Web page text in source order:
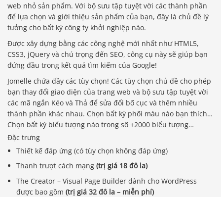
web nhỏ sản phẩm. Với bộ sưu tập tuyệt vời các thành phần
để lựa chọn và giới thiệu sản phẩm của bạn, đây là chủ đề lý
tưởng cho bất kỳ công ty khởi nghiệp nào.
Được xây dựng bằng các công nghệ mới nhất như HTML5,
CSS3, jQuery và chú trọng đến SEO, công cụ này sẽ giúp bạn
đứng đầu trong kết quả tìm kiếm của Google!
Jomelle chứa đầy các tùy chọn! Các tùy chọn chủ đề cho phép
bạn thay đổi giao diện của trang web và bộ sưu tập tuyệt vời
các mã ngắn Kéo và Thả để sửa đổi bố cục và thêm nhiều
thành phần khác nhau. Chọn bất kỳ phối màu nào bạn thích…
Chọn bất kỳ biểu tượng nào trong số +2000 biểu tượng…
Đặc trưng
Thiết kế đáp ứng (có tùy chọn không đáp ứng)
Thanh trượt cách mạng(trị giá 18 đô la)
The Creator – Visual Page Builder dành cho WordPress
được bao gồm(trị giá 32 đô la – miễn phí)